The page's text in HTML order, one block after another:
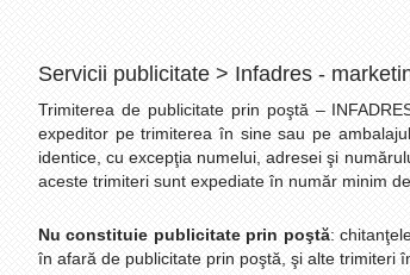
Servicii publicitate > Infadres -
Trimiterea de publicitate prin poştă –
expeditor pe trimiterea în sine sau pe
identice, cu excepţia numelui, adresei şi
aceste trimiteri sunt expediate în număr minim
Nu constituie publicitate prin poştă:
în afară de publicitate prin poştă, şi alte trimiteri